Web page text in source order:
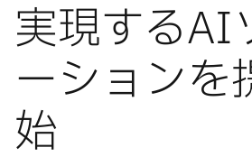
実現するAI
ーションを
始